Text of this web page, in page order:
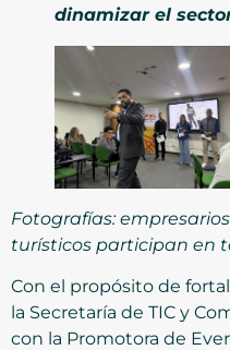
dinamizar el
Fotografías:
turísticos participan en
Con el propósito de
la Secretaría de TIC y
con la Promotora de